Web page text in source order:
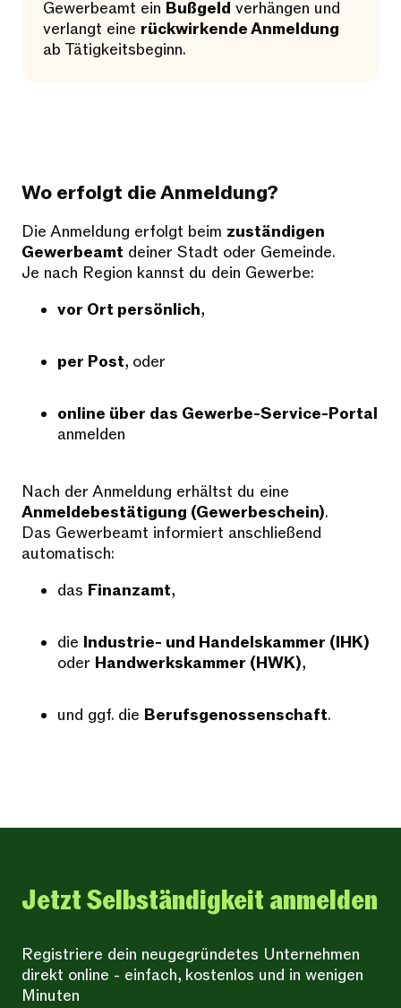
Gewerbeamt ein Bußgeld verhängen und
verlangt eine rückwirkende Anmeldung
ab Tätigkeitsbeginn.
Wo erfolgt die Anmeldung?
Die Anmeldung erfolgt beim zuständigen
Gewerbeamt deiner Stadt oder Gemeinde.
Je nach Region kannst du dein Gewerbe:
vor Ort persönlich,
per Post, oder
online über das Gewerbe-Service-Portal
anmelden
Nach der Anmeldung erhältst du eine
Anmeldebestätigung (Gewerbeschein).
Das Gewerbeamt informiert anschließend
automatisch:
das Finanzamt,
die Industrie- und Handelskammer (IHK)
oder Handwerkskammer (HWK),
und ggf. die Berufsgenossenschaft.
Jetzt Selbständigkeit anmelden
Registriere dein neugegründetes Unternehmen
direkt online - einfach, kostenlos und in wenigen
Minuten